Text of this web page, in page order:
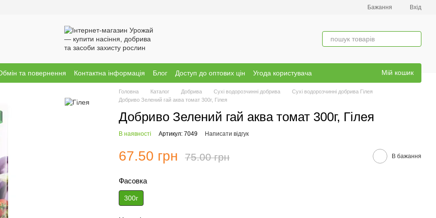
Бажання Вхід
та повернення Контактна інформація Блог Доступ до оптових цін
Угода користувача
Мій кошик
Головна Каталог Добрива Сухі водорозчинні добрива
Сухі водорозчинні добрива Гілея
Добриво Зелений гай аква томат 300г, Гілея
Добриво Зелений гай аква томат 300г, Гілея
В наявності Артикул: 7049 Написати відгук
67.50 грн 75.00 грн В бажання
Фасовка
300г